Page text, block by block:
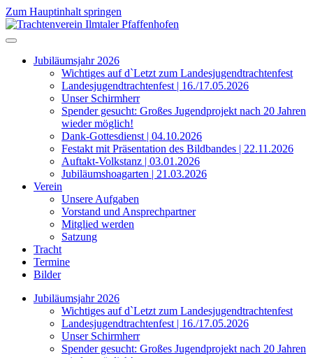
Zum Hauptinhalt springen
Jubiläumsjahr 2026
Wichtiges auf d`Letzt zum Landesjugendtrachtenfest
Landesjugendtrachtenfest | 16./17.05.2026
Unser Schirmherr
Spender gesucht: Großes Jugendprojekt nach 20 Jahren
wieder möglich!
Dank-Gottesdienst | 04.10.2026
Festakt mit Präsentation des Bildbandes | 22.11.2026
Auftakt-Volkstanz | 03.01.2026
Jubiläumshoagarten | 21.03.2026
Verein
Unsere Aufgaben
Vorstand und Ansprechpartner
Mitglied werden
Satzung
Tracht
Termine
Bilder
Jubiläumsjahr 2026
Wichtiges auf d`Letzt zum Landesjugendtrachtenfest
Landesjugendtrachtenfest | 16./17.05.2026
Unser Schirmherr
Spender gesucht: Großes Jugendprojekt nach 20 Jahren